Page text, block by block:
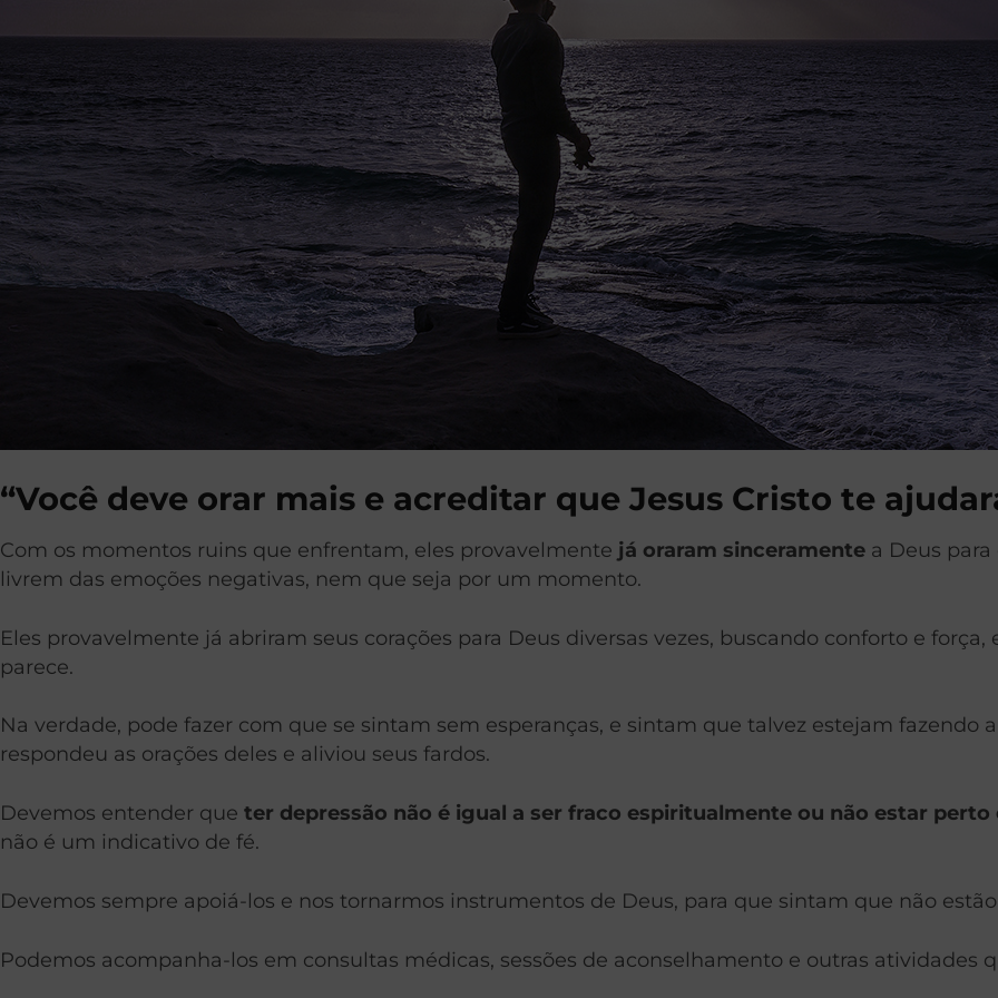
“Você deve orar mais e acreditar que Jesus Cristo te
Com os momentos ruins que enfrentam, eles provavelmente já oraram sinceramente a Deus
livrem das emoções negativas, nem que seja por um momento.
Eles provavelmente já abriram seus corações para Deus diversas vezes, buscando conforto e
parece.
Na verdade, pode fazer com que se sintam sem esperanças, e sintam que talvez estejam fazendo
respondeu as orações deles e aliviou seus fardos.
Devemos entender que ter depressão não é igual a ser fraco espiritualmente ou não estar perto
não é um indicativo de fé.
Devemos sempre apoiá-los e nos tornarmos instrumentos de Deus, para que sintam que não
Podemos acompanha-los em consultas médicas, sessões de aconselhamento e outras atividades